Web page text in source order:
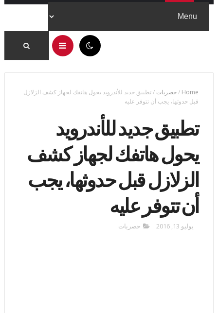
Home
/حصريات /تطبيق جديد للأندرويد يحول هاتفك لجهاز كشف الزلازل
قبل حدوثها، يجب أن تتوفر عليه
تطبيق جديد للأندرويد
يحول هاتفك لجهاز كشف
الزلازل قبل حدوثها، يجب
أن تتوفر عليه
يوليو 13, 2016 حصريات